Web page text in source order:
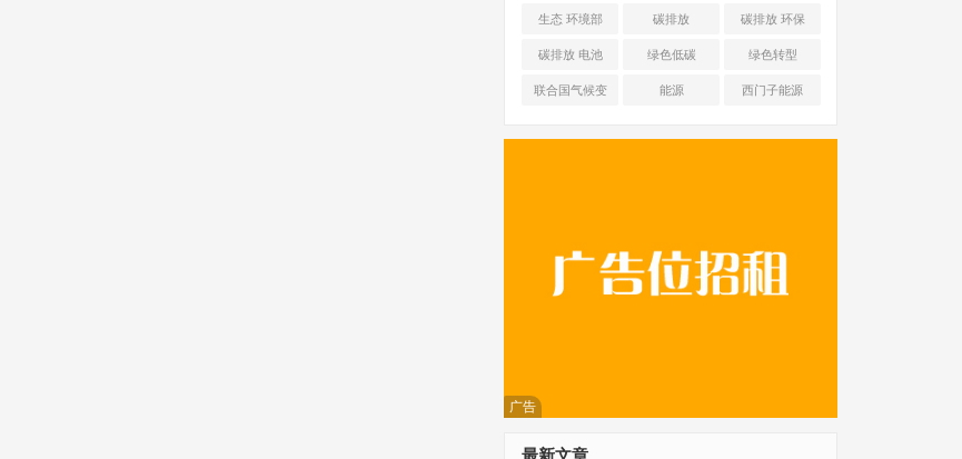
生态 环境部 碳排放 碳排放 环保
碳排放 电池 绿色低碳 绿色转型
联合国气候变 能源 西门子能源
广告